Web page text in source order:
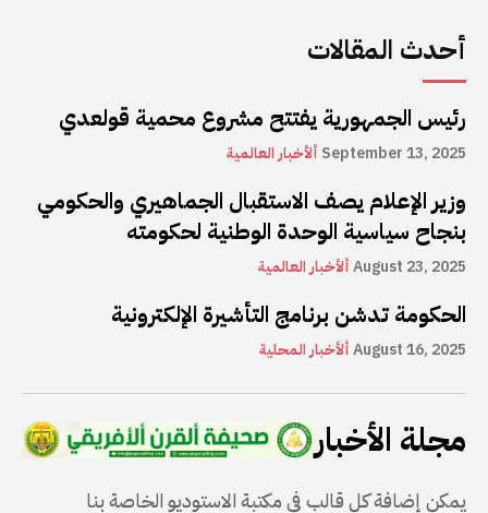
أحدث المقالات
رئيس الجمهورية يفتتح مشروع محمية قولعدي
ألأخبار العالمية September 13, 2025
وزير الإعلام يصف الاستقبال الجماهيري والحكومي
بنجاح سياسية الوحدة الوطنية لحكومته
ألأخبار العالميةAugust 23, 2025
الحكومة تدشن برنامج التأشيرة الإلكترونية
ألأخبار المحليةAugust 16, 2025
مجلة الأخبار
يمكن إضافة كل قالب في مكتبة الاستوديو الخاصة بنا